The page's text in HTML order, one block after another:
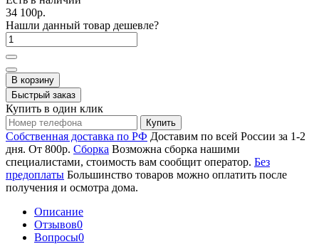
34 100р.
Нашли данный товар дешевле?
В корзину
Быстрый заказ
Купить в один клик
Купить
Собственная доставка по РФ Доставим по всей России за 1-2
дня. От 800р. Сборка Возможна сборка нашими
специалистами, стоимость вам сообщит оператор. Без
предоплаты Большинство товаров можно оплатить после
получения и осмотра дома.
Описание
Отзывов0
Вопросы0